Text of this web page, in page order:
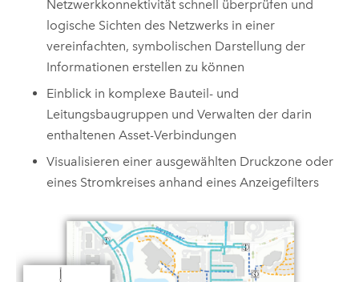
Netzwerkkonnektivität schnell überprüfen und
logische Sichten des Netzwerks in einer
vereinfachten, symbolischen Darstellung der
Informationen erstellen zu können
Einblick in komplexe Bauteil- und
Leitungsbaugruppen und Verwalten der darin
enthaltenen Asset-Verbindungen
Visualisieren einer ausgewählten Druckzone oder
eines Stromkreises anhand eines Anzeigefilters